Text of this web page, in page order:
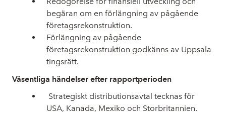
begäran om en förlängning av pågående
företagsrekonstruktion.
Förlängning av pågående
företagsrekonstruktion godkänns av Uppsala
tingsrätt.
Väsentliga händelser efter rapportperioden
Strategiskt distributionsavtal tecknas för
USA, Kanada, Mexiko och Storbritannien.